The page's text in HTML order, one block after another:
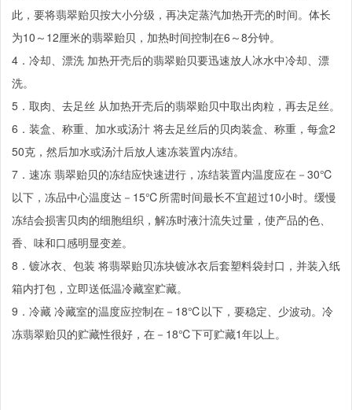
此，要将翡翠贻贝按大小分级，再决定蒸汽加热开壳的时间。体长
为10～12厘米的翡翠贻贝，加热时间控制在6～8分钟。
4．冷却、漂洗 加热开壳后的翡翠贻贝要迅速放人冰水中冷却、漂
洗。
5．取肉、去足丝 从加热开壳后的翡翠贻贝中取出肉粒，再去足丝。
6．装盒、称重、加水或汤汁 将去足丝后的贝肉装盒、称重，每盒2
50克，然后加水或汤汁后放人速冻装置内冻结。
7．速冻 翡翠贻贝的冻结应快速进行，冻结装置内温度应在－30℃
以下，冻品中心温度达－15℃所需时间最长不宜超过10小时。缓慢
冻结会损害贝肉的细胞组织，解冻时液汁流失过量，使产品的色、
香、味和口感明显变差。
8．镀冰衣、包装 将翡翠贻贝冻块镀冰衣后套塑料袋封口，并装入纸
箱内打包，立即送低温冷藏室贮藏。
9．冷藏 冷藏室的温度应控制在－18℃以下，要稳定、少波动。冷
冻翡翠贻贝的贮藏性很好，在－18℃下可贮藏1年以上。